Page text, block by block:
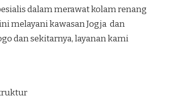
dalam merawat kolam renang
melayani kawasan Jogja dan
dan sekitarnya, layanan kami